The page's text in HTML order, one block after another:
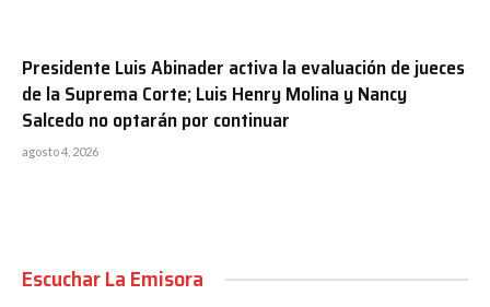
Presidente Luis Abinader activa la evaluación de jueces
de la Suprema Corte; Luis Henry Molina y Nancy
Salcedo no optarán por continuar
agosto 4, 2026
Escuchar La Emisora